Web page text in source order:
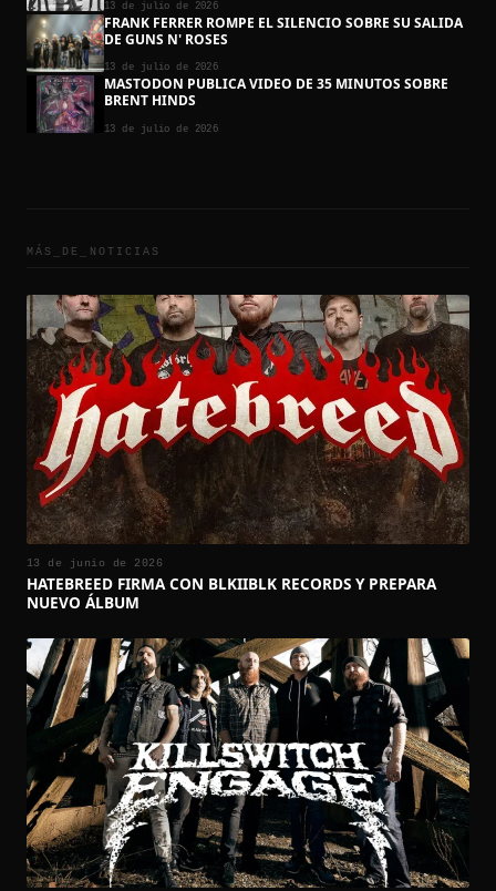
13 de julio de 2026
FRANK FERRER ROMPE EL SILENCIO SOBRE SU SALIDA
DE GUNS N' ROSES
13 de julio de 2026
MASTODON PUBLICA VIDEO DE 35 MINUTOS SOBRE
BRENT HINDS
13 de julio de 2026
MÁS_DE_ NOTICIAS
13 de junio de 2026
HATEBREED FIRMA CON BLKIIBLK RECORDS Y PREPARA
NUEVO ÁLBUM